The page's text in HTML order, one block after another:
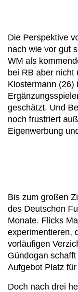
Die Perspektive
nach wie vor gut
WM als
bei RB aber nicht
Klostermann (26)
geschätzt. Und
noch frustriert
Eigenwerbung
Bis zum großen
des Deutschen
Monate. Flicks
experimentieren,
vorläufigen
Gündogan
Aufgebot Platz
Doch nach drei